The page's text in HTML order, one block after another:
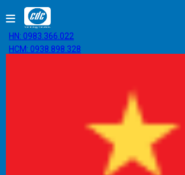
HN: 0983.366.022
HCM: 0938.898.328